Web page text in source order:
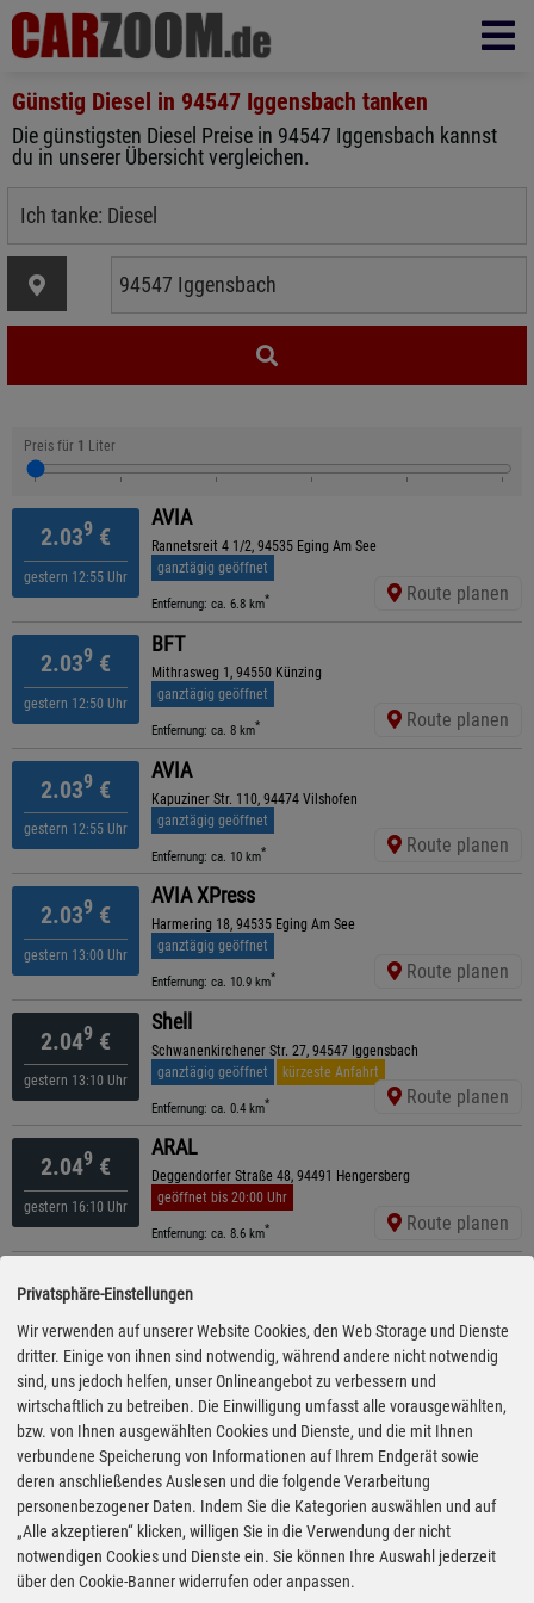
Günstig Diesel in 94547 Iggensbach tanken
Die günstigsten Diesel Preise in 94547 Iggensbach kannst
du in unserer Übersicht vergleichen.
Preis für 1 Liter
2.039 €
gestern 12:55 Uhr
AVIA
Rannetsreit 4 1/2, 94535 Eging Am See
ganztägig geöffnet
Entfernung: ca. 6.8 km* Route planen
2.039 €
gestern 12:50 Uhr
BFT
Mithrasweg 1, 94550 Künzing
ganztägig geöffnet
Entfernung: ca. 8 km* Route planen
2.039 €
gestern 12:55 Uhr
AVIA
Kapuziner Str. 110, 94474 Vilshofen
ganztägig geöffnet
Entfernung: ca. 10 km* Route planen
2.039 €
gestern 13:00 Uhr
AVIA XPress
Harmering 18, 94535 Eging Am See
ganztägig geöffnet
Entfernung: ca. 10.9 km* Route planen
2.049 €
gestern 13:10 Uhr
Shell
Schwanenkirchener Str. 27, 94547 Iggensbach
ganztägig geöffnet
kürzeste Anfahrt
Entfernung: ca. 0.4 km* Route planen
2.049 €
gestern 16:10 Uhr
ARAL
Deggendorfer Straße 48, 94491 Hengersberg
geöffnet bis 20:00 Uhr
Entfernung: ca. 8.6 km* Route planen
2.049€
gestern 12:50 Uhr
Passauer Str. 27, 94474 Vilshofen
geöffnet bis 22:00 Uhr
Entfernung: ca. 11.7 km* Route planen
2.059€
gestern 12:50 Uhr
Shell
Vilshofener Str. 22, 94544 Hofkirchen
ganztägig geöffnet
Entfernung: ca. 6.3 km * Route planen
2.059€
gestern 14:15 Uhr
Shell
Donaustr. 8, 94491 Hengersberg
ganztägig geöffnet
Privatsphäre-Einstellungen
Wir verwenden auf unserer Website Cookies, den Web Storage und Dienste
dritter. Einige von ihnen sind notwendig, während andere nicht notwendig
sind, uns jedoch helfen, unser Onlineangebot zu verbessern und
wirtschaftlich zu betreiben. Die Einwilligung umfasst alle vorausgewählten,
bzw. von Ihnen ausgewählten Cookies und Dienste, und die mit Ihnen
verbundene Speicherung von Informationen auf Ihrem Endgerät sowie
deren anschließendes Auslesen und die folgende Verarbeitung
personenbezogener Daten. Indem Sie die Kategorien auswählen und auf
„Alle akzeptieren“ klicken, willigen Sie in die Verwendung der nicht
notwendigen Cookies und Dienste ein. Sie können Ihre Auswahl jederzeit
über den Cookie-Banner widerrufen oder anpassen.